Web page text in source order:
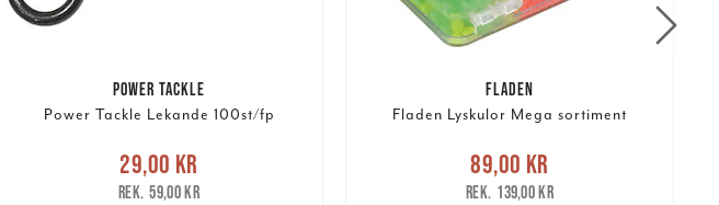
POWER TACKLE
Power Tackle Lekande 100st/fp
Nuvarande pris :29,00 kr
pris: 59,00 kr
29,00 kr
59,00 kr
FLADEN
Fladen Lyskulor Mega sortiment
Nuvarande pris :89,00 kr
pris: 139,00 kr
89,00 kr
139,00 kr